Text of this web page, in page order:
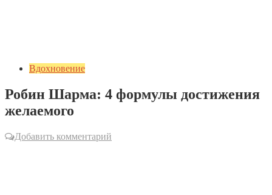
Вдохновение
Робин Шарма: 4 формулы достижения
желаемого
Добавить комментарий